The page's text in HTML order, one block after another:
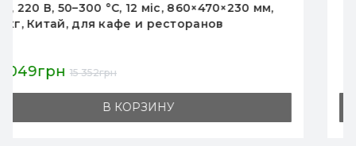
Ø400 мм, чугунная антипригарная плита,
корпус нержавеющая сталь, 3,5 кВт 220 В,
7 234грн 8 511грн
В КОРЗИНУ